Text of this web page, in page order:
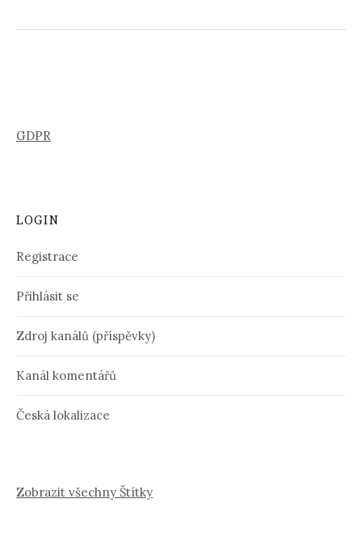
GDPR
LOGIN
Registrace
Přihlásit se
Zdroj kanálů (příspěvky)
Kanál komentářů
Česká lokalizace
Zobrazit všechny Štítky